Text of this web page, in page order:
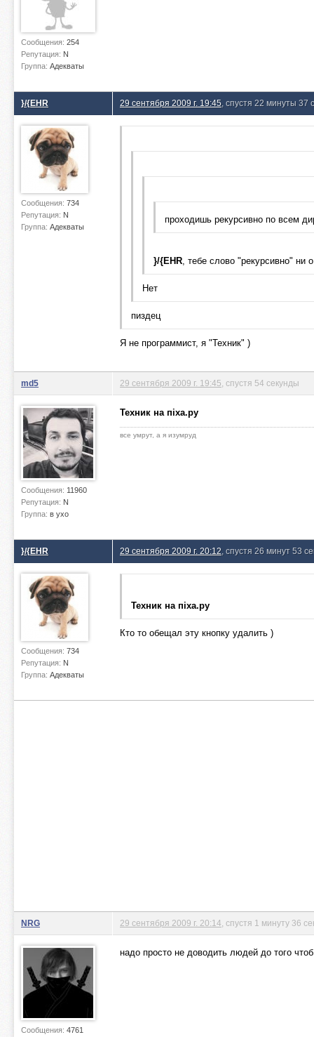
Сообщения: 254
Репутация: N
Группа: Адекваты
}/{EHR
Сообщения: 734
Репутация: N
Группа: Адекваты
29 сентября 2009 г. 19:45 , спустя 22 минуты 37
проходишь рекурсивно по всем
}/{EHR, тебе слово "рекурсивно" ни
Нет
пиздец
Я не программист, я "Техник" )
md5
Сообщения: 11960
Репутация: N
Группа: в ухо
29 сентября 2009 г. 19:45 , спустя 54 секунды
Техник на пiха.ру
все умрут, а я изумруд
}/{EHR
Сообщения: 734
Репутация: N
Группа: Адекваты
29 сентября 2009 г. 20:12 , спустя 26 минут 53
Техник на пiха.ру
Кто то обещал эту кнопку удалить )
NRG
Сообщения: 4761
29 сентября 2009 г. 20:14 , спустя 1 минуту 36
надо просто не доводить людей до того